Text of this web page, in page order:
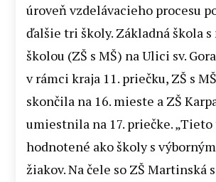
úroveň vzdelávacieho procesu
ďalšie tri školy. Základná škola s
školou (ZŠ s MŠ) na Ulici sv.
v rámci kraja 11. priečku, ZŠ s
skončila na 16. mieste a ZŠ
umiestnila na 17. priečke.
hodnotené ako školy s
žiakov. Na čele so ZŠ Martinská